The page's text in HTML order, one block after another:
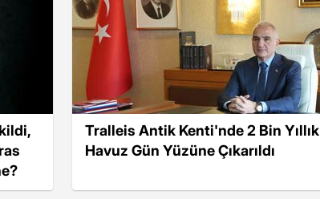
Tralleis Antik Kenti'nde 2 Bin Yıllık
Havuz Gün Yüzüne Çıkarıldı